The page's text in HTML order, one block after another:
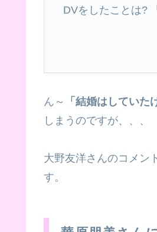
DVをしたことは?
ん～ 「結婚はしてい
しまうのですが、、、
大野友洋さんのコメン
す。